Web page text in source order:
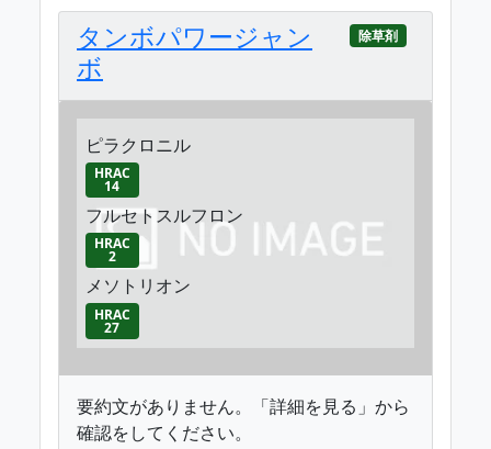
タンボパワージャン
ボ
除草剤
ピラクロニル
HRAC
14
フルセトスルフロン
HRAC
2
メソトリオン
HRAC
27
要約文がありません。「詳細を見る」から
確認をしてください。